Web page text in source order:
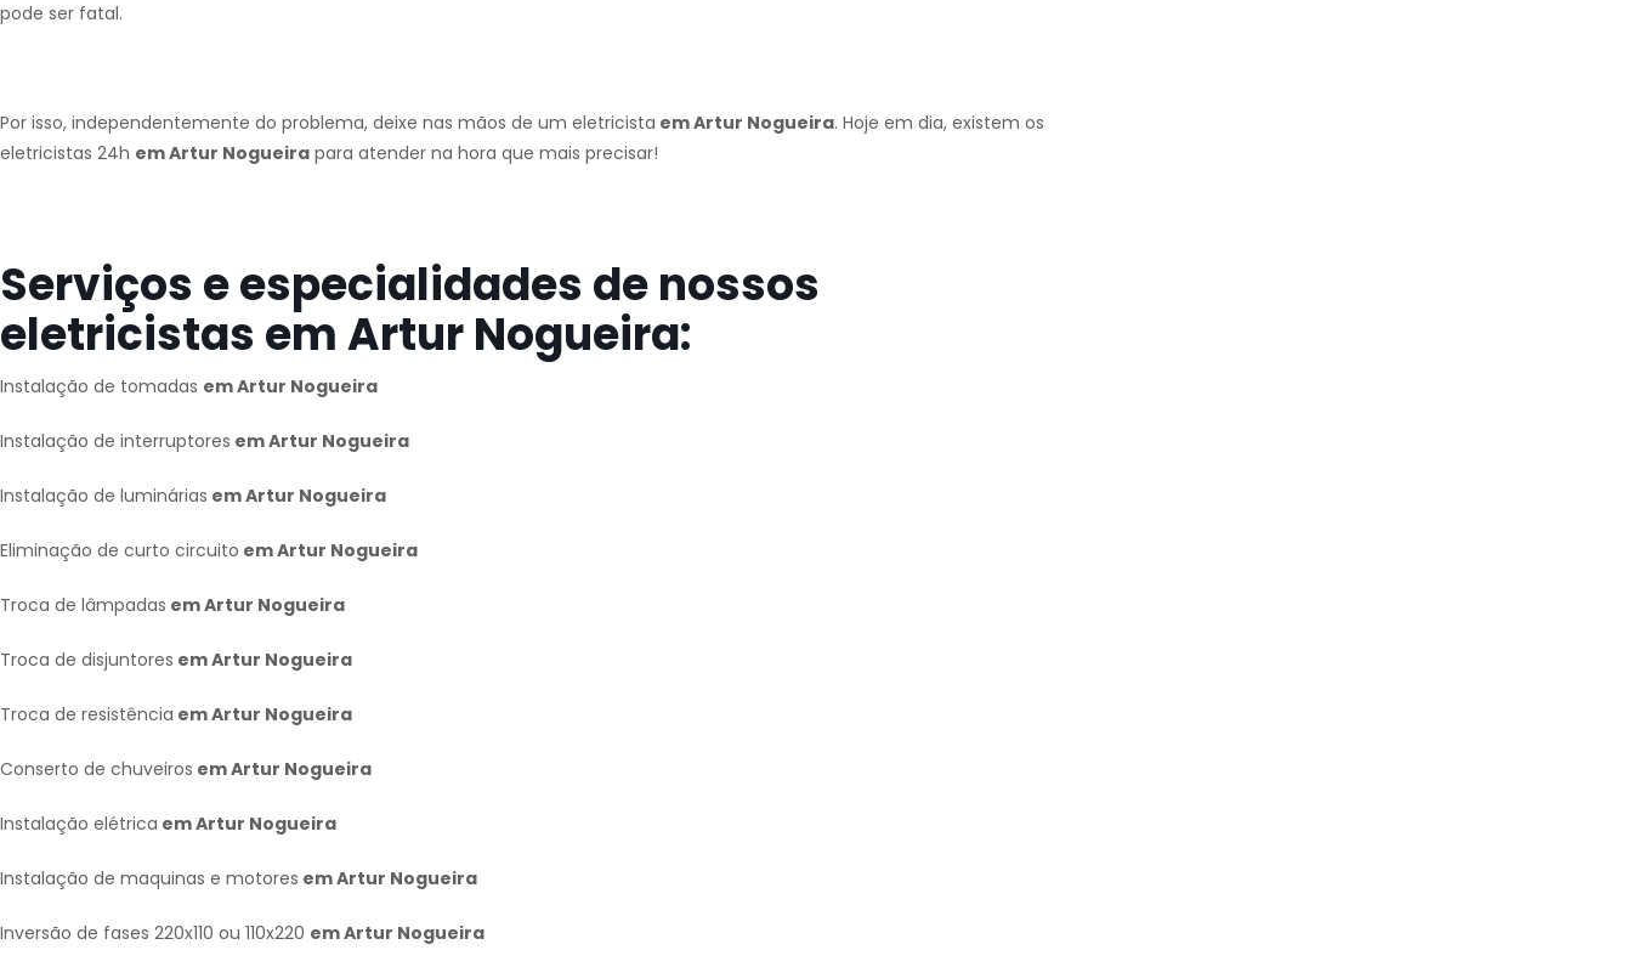
pode ser fatal.
Por isso, independentemente do problema, deixe nas mãos de um eletricista em Artur Nogueira. Hoje em dia, existem os
eletricistas 24h em Artur Nogueira para atender na hora que mais precisar!
Serviços e especialidades de nossos
eletricistas em Artur Nogueira:
Instalação de tomadas em Artur Nogueira
Instalação de interruptores em Artur Nogueira
Instalação de luminárias em Artur Nogueira
Eliminação de curto circuito em Artur Nogueira
Troca de lâmpadas em Artur Nogueira
Troca de disjuntores em Artur Nogueira
Troca de resistência em Artur Nogueira
Conserto de chuveiros em Artur Nogueira
Instalação elétrica em Artur Nogueira
Instalação de maquinas e motores em Artur Nogueira
Inversão de fases 220x110 ou 110x220 em Artur Nogueira